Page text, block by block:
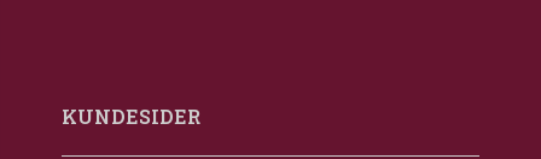
KUNDESIDER